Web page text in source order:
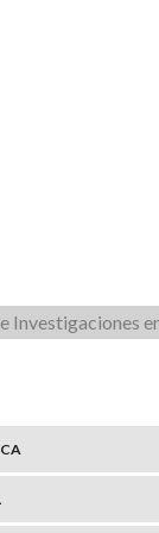
Investigaciones